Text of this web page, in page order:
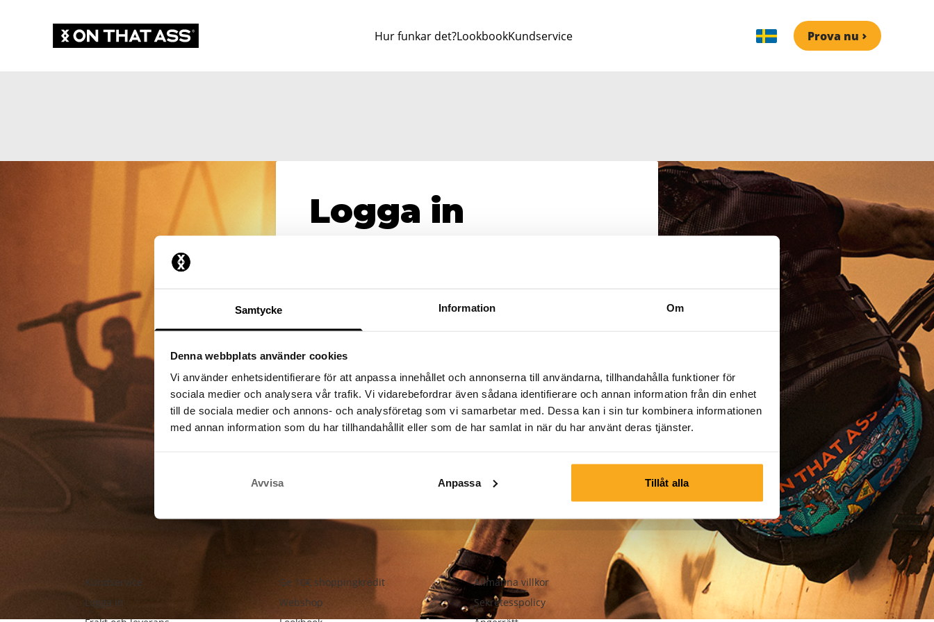
Samtycke Information Om
Denna webbplats använder cookies
Vi använder enhetsidentifierare för att anpassa innehållet och annonserna till användarna, tillhandahålla funktioner för
sociala medier och analysera vår trafik. Vi vidarebefordrar även sådana identifierare och annan information från din enhet
till de sociala medier och annons- och analysföretag som vi samarbetar med. Dessa kan i sin tur kombinera informationen
med annan information som du har tillhandahållit eller som de har samlat in när du har använt deras tjänster.
Avvisa Anpassa Tillåt alla
Hur funkar det?LookbookKundservice Prova nu
Logga in
Återställ lösenord
Logga in
Kundservice
Logga in
Ge 10€ shoppingkredit
Webshop
Allmänna villkor
Sekretesspolicy
Följ oss